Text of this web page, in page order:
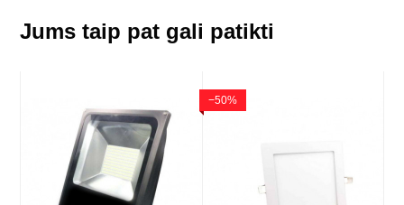
Jums taip pat gali patikti
−50%